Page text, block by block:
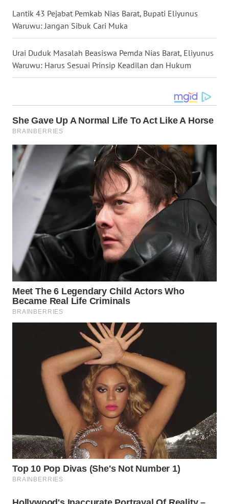
Lantik 43 Pejabat Pemkab Nias Barat, Bupati Eliyunus
Waruwu: Jangan Sibuk Cari Muka
Urai Duduk Masalah Beasiswa Pemda Nias Barat, Eliyunus
Waruwu: Harus Sesuai Prinsip Keadilan dan Hukum
WN
DANAU
WN
TAPANULI
SELATAN
TANJUNG
LESUNG
WN
KARO
WN
SIMALUNGUN
WN
LABUHANBATU
TAPANULI
TENGAH
WN DELI
SERDANG
WN
TEBING
TINGGI
WN